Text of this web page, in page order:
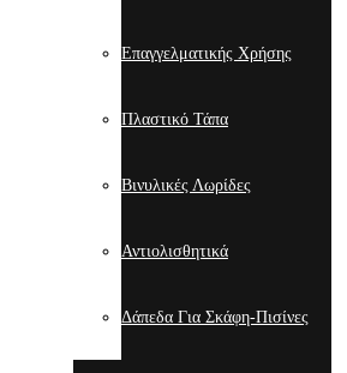
Επαγγελματικής Χρήσης
Πλαστικό Τάπα
Βινυλικές Λωρίδες
Αντιολισθητικά
Δάπεδα Για Σκάφη-Πισίνες